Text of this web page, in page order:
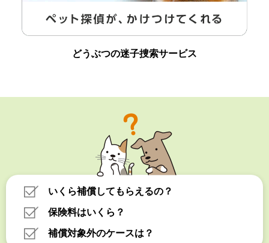
どうぶつの迷子捜索サービス
いくら補償してもらえるの？
保険料はいくら？
補償対象外のケースは？